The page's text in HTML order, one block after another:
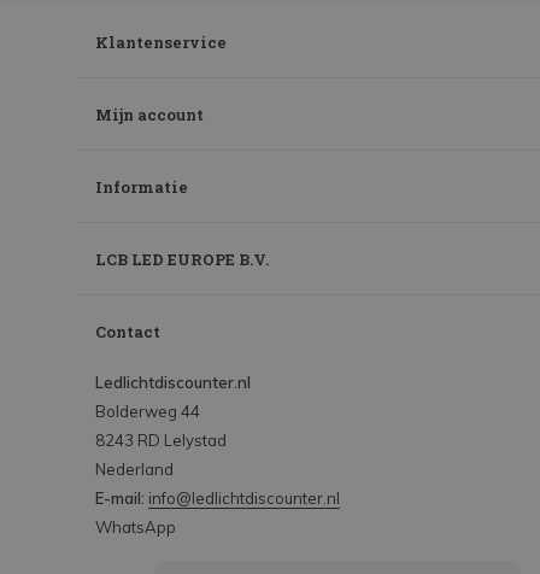
Klantenservice
Mijn account
Informatie
LCB LED EUROPE B.V.
Contact
Ledlichtdiscounter.nl
Bolderweg 44
8243 RD Lelystad
Nederland
E-mail: info@ledlichtdiscounter.nl
WhatsApp